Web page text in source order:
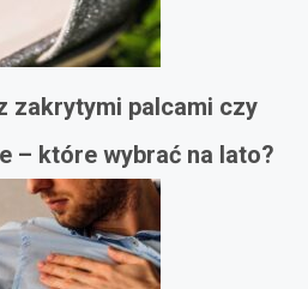
zakrytymi palcami czy
– które wybrać na lato?